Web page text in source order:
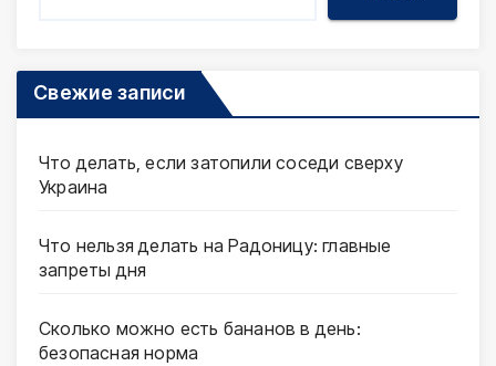
Свежие записи
Что делать, если затопили соседи сверху
Украина
Что нельзя делать на Радоницу: главные
запреты дня
Сколько можно есть бананов в день:
безопасная норма